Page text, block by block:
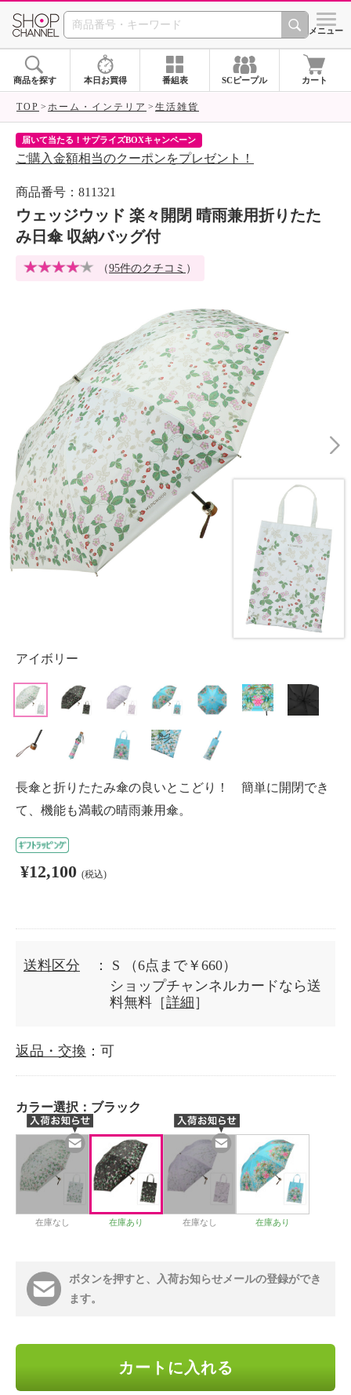
SHOP CHANNEL シメニュー
商品を探す 本日お買得 番組表 SCピープル カート
TOP ホーム・インテリア 生活雑貨
届いて当たる！サプライズBOXキャンペーン
ご購入金額相当のクーポンをプレゼント！
商品番号：811321
ウェッジウッド 楽々開閉 晴雨兼用折りたた
み日傘 収納バッグ付
（95件のクチコミ ）
アイボリー
長傘と折りたたみ傘の良いとこどり！ 簡単に開閉でき
て、機能も満載の晴雨兼用傘。
¥12,100 (税込)
送料区分 ： S
（6点まで￥660）
ショップチャンネルカードなら送
料無料［詳細 ］
返品・交換 ：可
カラー選択： ブラック
在庫なし 在庫あり 在庫なし 在庫あり
ボタンを押すと、入荷お知らせメールの登録ができ
ます。
カートに入れる